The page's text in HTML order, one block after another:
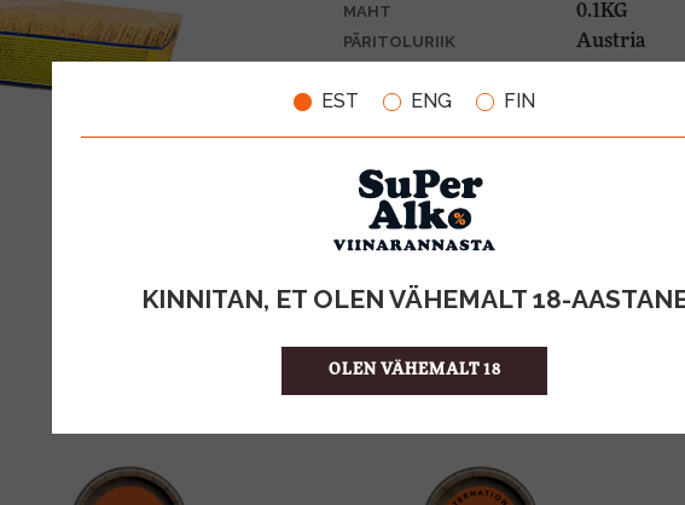
EST ENG FIN
KINNITAN, ET OLEN VÄHEMALT 18-
OLEN VÄHEMALT 18
MAHT 0.1KG
PÄRITOLURIIK Austria
KOOD
KOGUS KASTIS